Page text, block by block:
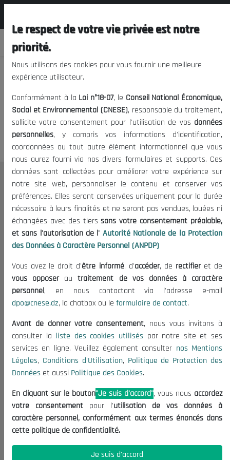
Nous vous prions de nous
excuser, mais l'accès à ce
contenu est restreint.
Le CNESE
A Propos
Le président
Organisation
Publications
Informations utiles
Appels d'offres et Consultations
Mentions Légales
Conditions d'Utilisation
Politique de Protection des Données
Politique des Cookies
Nous Contacter
(+213) 021 98 01 00|01|02
contact@cnese.dz
Suggestions ou Initiatives ?
Newsletter
dernières nouvelles.
Le respect de votre vie privée est notre
priorité.
Nous utilisons des cookies pour vous fournir une meilleure
expérience utilisateur.
Conformément à la Loi n°18-07, le Conseil National Économique,
Social et Environnemental (CNESE), responsable du traitement,
sollicite votre consentement pour l'utilisation de vos données
personnelles, y compris vos informations d'identification,
coordonnées ou tout autre élément informationnel que vous
nous aurez fourni via nos divers formulaires et supports. Ces
données sont collectées pour améliorer votre expérience sur
notre site web, personnaliser le contenu et conserver vos
préférences. Elles seront conservées uniquement pour la durée
nécessaire à leurs finalités et ne seront pas vendues, louées ni
échangées avec des tierssans votre consentement préalable,
et sans l'autorisation de l' Autorité Nationale de la Protection
des Données à Caractère Personnel (ANPDP)
Vous avez le droit d'être informé, d'accéder, de rectifieret de
vous opposerautraitement de vos données à caractère
personnel, en nous contactant via l'adresse e-mail
dpo@cnese.dz, la chatbox ou le formulaire de contact.
Avant de donner votre consentement, nous vous invitons à
consulter la liste des cookies utilisés par notre site et ses
services en ligne. Veuillez également consulter nos Mentions
Légales, Conditions d'Utilisation, Politique de Protection des
Données et aussi Politique des Cookies.
En cliquant sur le bouton"Je suis d'accord", vous nous accordez
votre consentement pour l'utilisation de vos données à
caractère personnel, conformément aux termes énoncés dans
cette politique de confidentialité.
Je suis d'accord